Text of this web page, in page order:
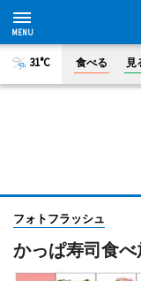
31°C 食べる 見
フォトフラッシュ
かっぱ寿司食べ